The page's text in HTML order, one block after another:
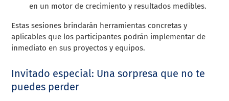
en un motor de crecimiento y resultados medibles.
Estas sesiones brindarán herramientas concretas y
aplicables que los participantes podrán implementar de
inmediato en sus proyectos y equipos.
Invitado especial: Una sorpresa que no te
puedes perder